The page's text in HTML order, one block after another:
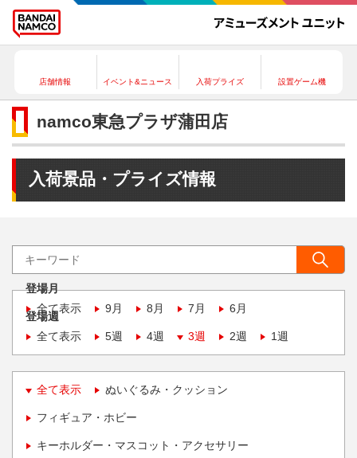
店舗情報 イベント&ニュース 入荷プライズ 設置ゲーム機
namco東急プラザ蒲田店
入荷景品・プライズ情報
登場月
全て表示
9月 8月 7月 6月
登場週
全て表示
5週 4週 3週 2週 1週
全て表示 ぬいぐるみ・クッション
フィギュア・ホビー
キーホルダー・マスコット・アクセサリー